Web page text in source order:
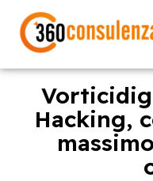
Hacking,